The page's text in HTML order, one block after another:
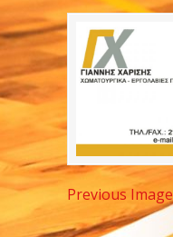
Previous Image